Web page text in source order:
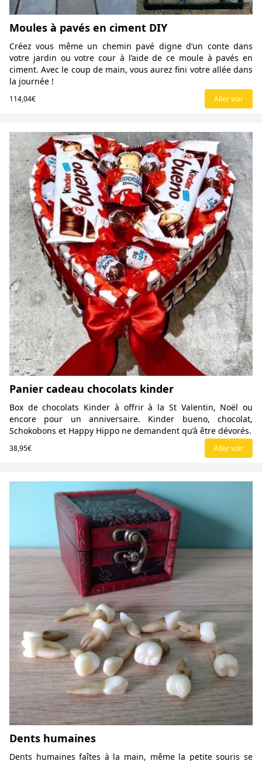
Moules à pavés en ciment DIY
Créez vous même un chemin pavé digne d’un conte dans
votre jardin ou votre cour à l’aide de ce moule à pavés en
ciment. Avec le coup de main, vous aurez fini votre allée dans
la journée !
114,04€ Aller voir
Panier cadeau chocolats kinder
Box de chocolats Kinder à offrir à la St Valentin, Noël ou
encore pour un anniversaire. Kinder bueno, chocolat,
Schokobons et Happy Hippo ne demandent qu’à être dévorés.
38,95€ Aller voir
Dents humaines
Dents humaines faîtes à la main, même la petite souris se